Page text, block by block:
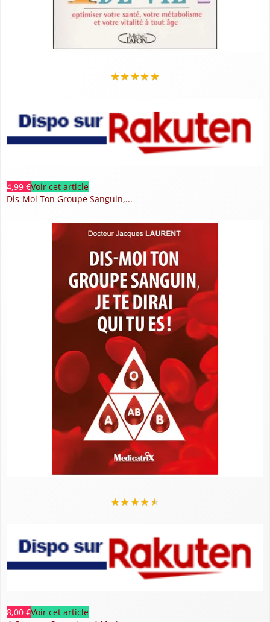
★★★★★
4,99 €Voir cet article
Dis-Moi Ton Groupe Sanguin,...
★★★★★
8,00 €Voir cet article